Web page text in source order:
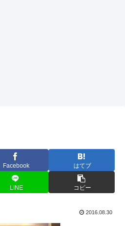
Facebook はてブ
LINE コピー
2016.08.30